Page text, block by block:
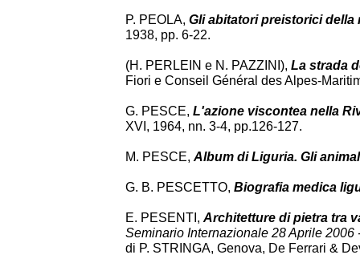
P. PEOLA, Gli abitatori preistorici della
1938, pp. 6-22.
(H. PERLEIN e N. PAZZINI), La strada
Fiori e Conseil Général des Alpes-
G. PESCE, L'azione viscontea nella
XVI, 1964, nn. 3-4, pp.126-127.
M. PESCE, Album di Liguria. Gli
G. B. PESCETTO, Biografia medica
E. PESENTI, Architetture di pietra tra
Seminario Internazionale 28 Aprile
di P. STRINGA, Genova, De Ferrari &